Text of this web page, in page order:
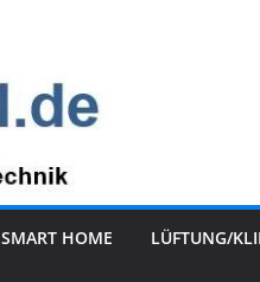
SMART HOME LÜFTUNG/